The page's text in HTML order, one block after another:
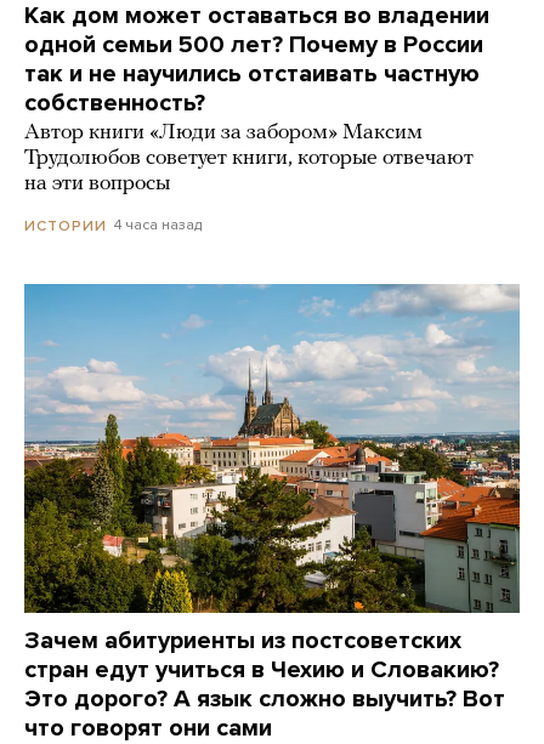
Как дом может оставаться во владении
одной семьи 500 лет? Почему в России
так и не научились отстаивать частную
собственность?
Автор книги «Люди за забором» Максим
Трудолюбов советует книги, которые отвечают
на эти вопросы
ИСТОРИИ 4 часа назад
Зачем абитуриенты из постсоветских
стран едут учиться в Чехию и Словакию?
Это дорого? А язык сложно выучить? Вот
что говорят они сами